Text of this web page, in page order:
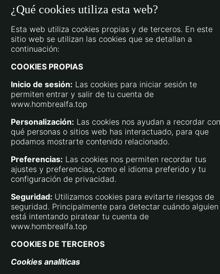
¿Qué cookies utiliza esta web?
Esta web utiliza cookies propias y de terceros. En este
sitio web se utilizan las cookies que se detallan a
continuación:
COOKIES PROPIAS
Inicio de sesión: Las cookies para iniciar sesión te
permiten entrar y salir de tu cuenta de
www.hombrealfa.top
Personalización: Las cookies nos ayudan a recordar con
qué personas o sitios web has interactuado, para que
podamos mostrarte contenido relacionado.
Preferencias: Las cookies nos permiten recordar tus
ajustes y preferencias, como el idioma preferido y tu
configuración de privacidad.
Seguridad: Utilizamos cookies para evitarte riesgos de
seguridad. Principalmente para detectar cuándo alguien
está intentando piratear tu cuenta de
www.hombrealfa.top
COOKIES DE TERCEROS
Cookies analíticas